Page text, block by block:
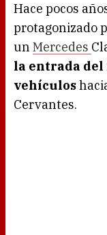
Hace pocos
protagonizado
un Mercedes
la entrada del
vehículos
Cervantes.